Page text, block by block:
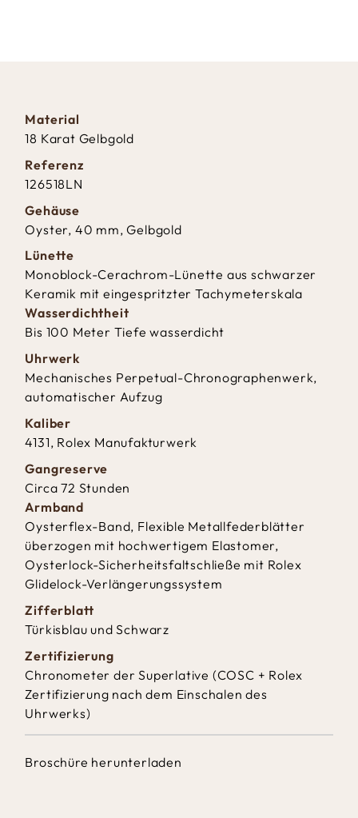
Material
18 Karat Gelbgold
Referenz
126518LN
Gehäuse
Oyster, 40 mm, Gelbgold
Lünette
Monoblock-Cerachrom-Lünette aus schwarzer
Keramik mit eingespritzter Tachymeterskala
Wasserdichtheit
Bis 100 Meter Tiefe wasserdicht
Uhrwerk
Mechanisches Perpetual-Chronographenwerk,
automatischer Aufzug
Kaliber
4131, Rolex Manufakturwerk
Gangreserve
Circa 72 Stunden
Armband
Oysterflex-Band, Flexible Metallfederblätter
überzogen mit hochwertigem Elastomer,
Oysterlock-Sicherheitsfaltschließe mit Rolex
Glidelock-Verlängerungssystem
Zifferblatt
Türkisblau und Schwarz
Zertifizierung
Chronometer der Superlative (COSC + Rolex
Zertifizierung nach dem Einschalen des
Uhrwerks)
Broschüre herunterladen